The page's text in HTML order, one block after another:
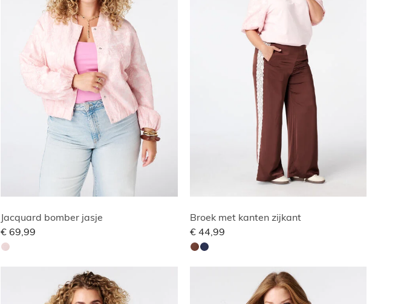
Jacquard bomber jasje
€ 69,99
Broek met kanten zijkant
€ 44,99